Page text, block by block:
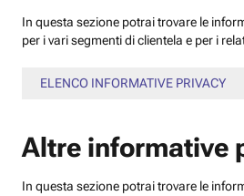
In questa sezione potrai trovare le
per i vari segmenti di clientela e per i
ELENCO INFORMATIVE PRIVACY
Altre informative
In questa sezione potrai trovare le